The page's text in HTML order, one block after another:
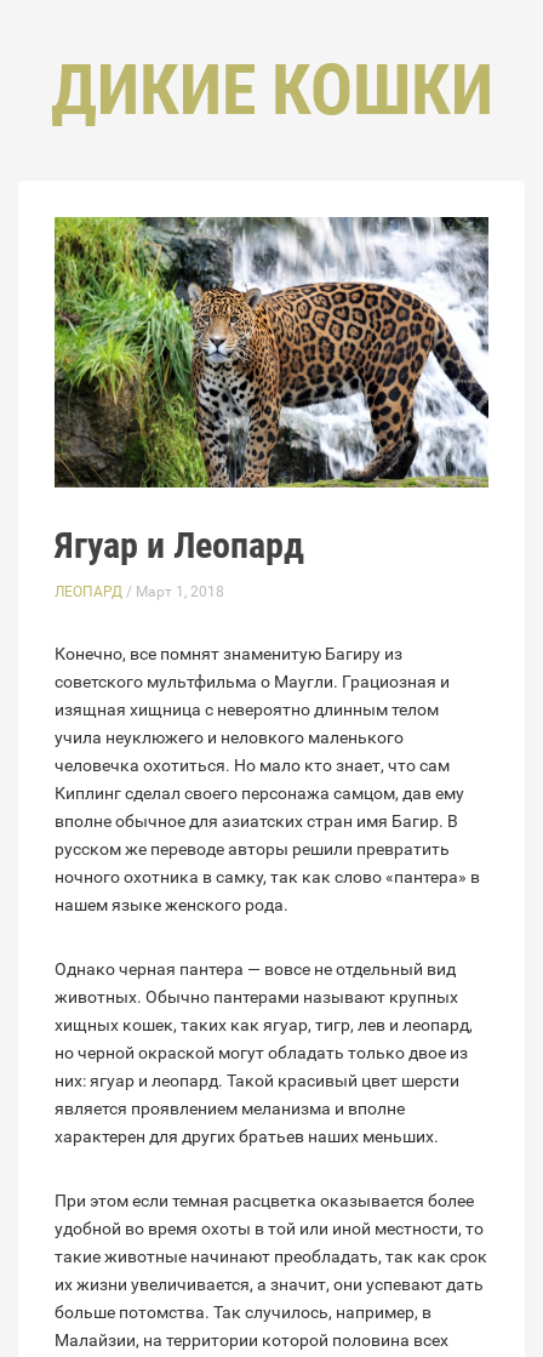
ДИКИЕ КОШКИ
Ягуар и Леопард
ЛЕОПАРД / Март 1, 2018
Конечно, все помнят знаменитую Багиру из
советского мультфильма о Маугли. Грациозная и
изящная хищница с невероятно длинным телом
учила неуклюжего и неловкого маленького
человечка охотиться. Но мало кто знает, что сам
Киплинг сделал своего персонажа самцом, дав ему
вполне обычное для азиатских стран имя Багир. В
русском же переводе авторы решили превратить
ночного охотника в самку, так как слово «пантера» в
нашем языке женского рода.
Однако черная пантера — вовсе не отдельный вид
животных. Обычно пантерами называют крупных
хищных кошек, таких как ягуар, тигр, лев и леопард,
но черной окраской могут обладать только двое из
них: ягуар и леопард. Такой красивый цвет шерсти
является проявлением меланизма и вполне
характерен для других братьев наших меньших.
При этом если темная расцветка оказывается более
удобной во время охоты в той или иной местности, то
такие животные начинают преобладать, так как срок
их жизни увеличивается, а значит, они успевают дать
больше потомства. Так случилось, например, в
Малайзии, на территории которой половина всех